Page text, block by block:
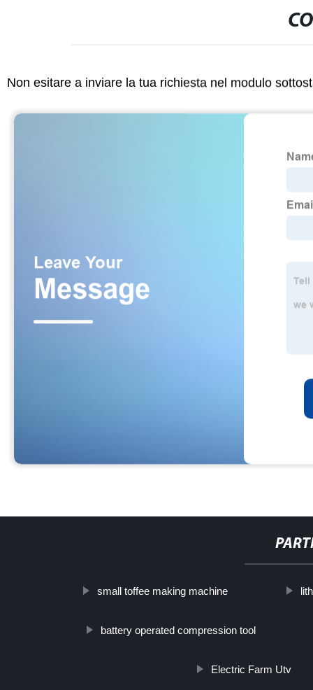
Non esitare a inviare la tua richiesta nel modulo
small toffee making machine
battery operated compression tool
Electric Farm Utv